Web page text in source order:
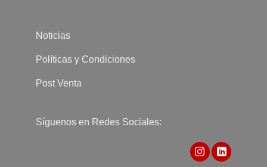
Noticias
Políticas y Condiciones
Post Venta
Síguenos en Redes Sociales: